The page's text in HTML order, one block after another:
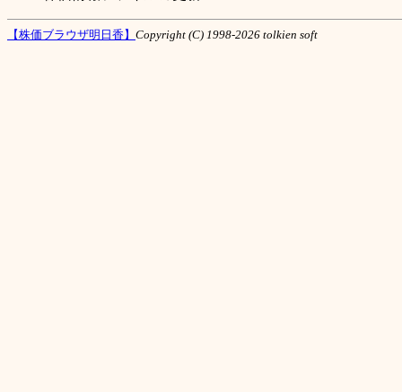
【株価ブラウザ明日香】 Copyright (C) 1998-2026 tolkien soft